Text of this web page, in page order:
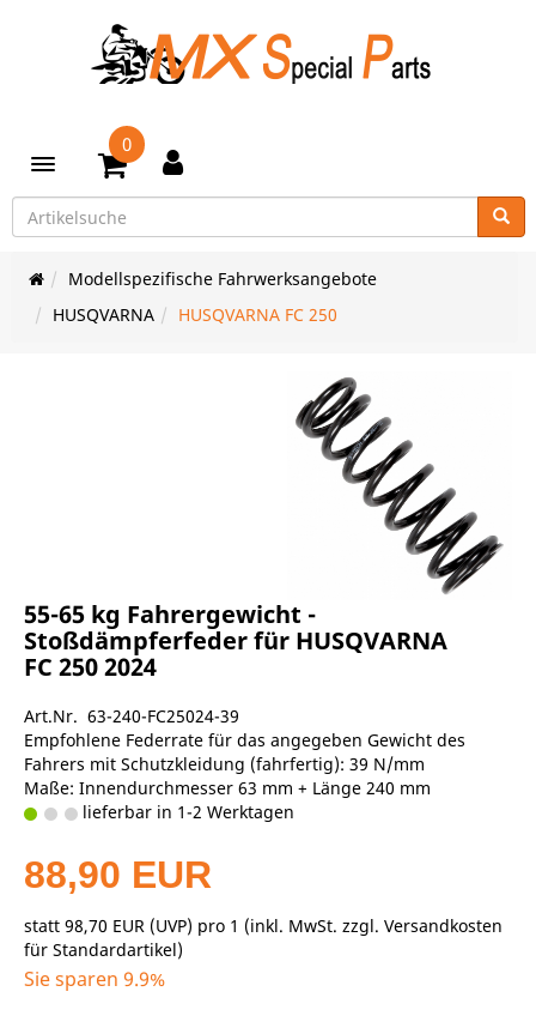
Toggle navigation
0
Modellspezifische Fahrwerksangebote
HUSQVARNA
HUSQVARNA FC 250
55-65 kg Fahrergewicht -
Stoßdämpferfeder für HUSQVARNA
FC 250 2024
Art.Nr. 63-240-FC25024-39
Empfohlene Federrate für das angegeben Gewicht des
Fahrers mit Schutzkleidung (fahrfertig): 39 N/mm
Maße: Innendurchmesser 63 mm + Länge 240 mm
lieferbar in 1-2 Werktagen
88,90 EUR
statt 98,70 EUR (UVP) pro 1 (inkl. MwSt. zzgl. Versandkosten
für Standardartikel)
Sie sparen 9.9%